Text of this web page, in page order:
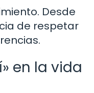
Desde
de respetar
en la vida